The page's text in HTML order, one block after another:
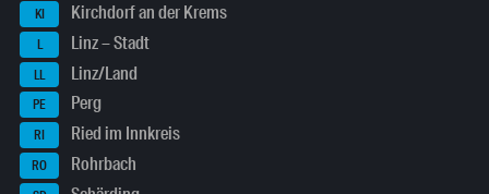
KI Kirchdorf an der Krems
L Linz – Stadt
LL Linz/Land
PE Perg
RI Ried im Innkreis
RO Rohrbach